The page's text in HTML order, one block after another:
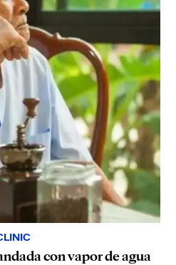
con vapor de agua